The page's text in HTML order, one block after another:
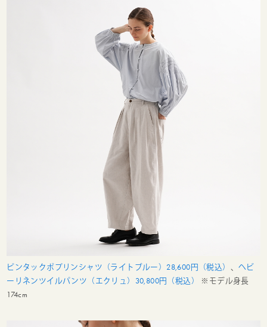
ピンタックポプリンシャツ（ライトブルー）28,600円（税込） 、ヘビ
ーリネンツイルパンツ（エクリュ）30,800円（税込）
※モデル身長
174cm